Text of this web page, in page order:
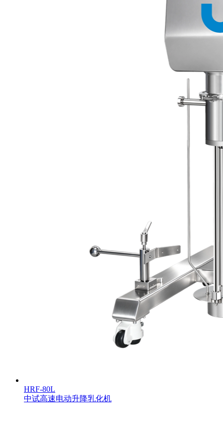
HRF-80L
中试高速电动升降乳化机